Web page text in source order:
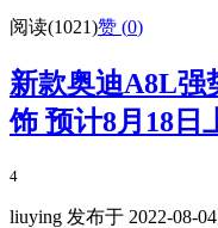
阅读(1021)赞 (0)
新款奥迪A8L强
饰 预计8月18日
4
liuying 发布于 2022-08-04